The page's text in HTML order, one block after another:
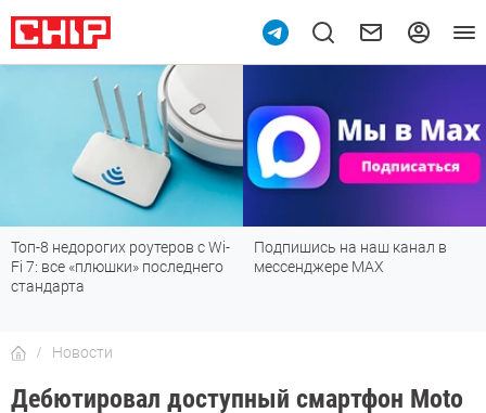
Топ-8 недорогих роутеров с Wi-
Fi 7: все «плюшки» последнего
стандарта
Подпишись на наш канал в
мессенджере МАХ
Новости
Дебютировал доступный смартфон Moto